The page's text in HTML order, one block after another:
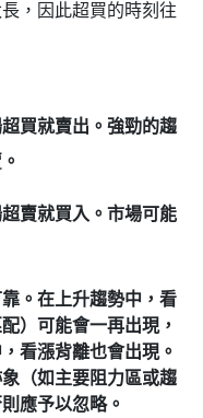
，因此超買的時刻往
買就賣出。強勁的趨
賣就買入。 市場可能
。在上升趨勢中，看
）可能會一再出現，
看漲背離也會出現。
（如主要阻力區或趨
應予以忽略。